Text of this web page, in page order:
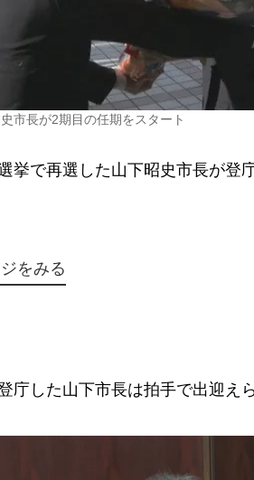
市長が2期目の任期をスタート
挙で再選した山下昭史市長が登
をみる
庁した山下市長は拍手で出迎えら